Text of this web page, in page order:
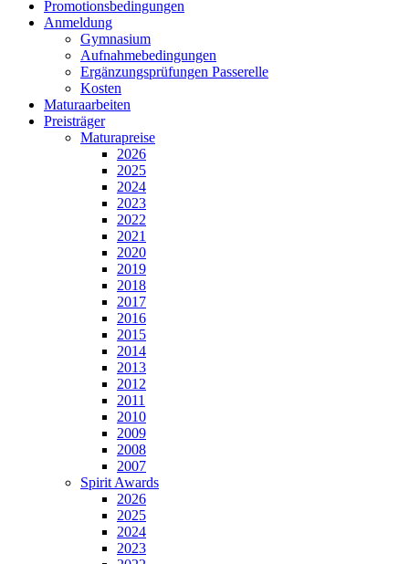
Promotionsbedingungen
Anmeldung
Gymnasium
Aufnahmebedingungen
Ergänzungsprüfungen Passerelle
Kosten
Maturaarbeiten
Preisträger
Maturapreise
2026
2025
2024
2023
2022
2021
2020
2019
2018
2017
2016
2015
2014
2013
2012
2011
2010
2009
2008
2007
Spirit Awards
2026
2025
2024
2023